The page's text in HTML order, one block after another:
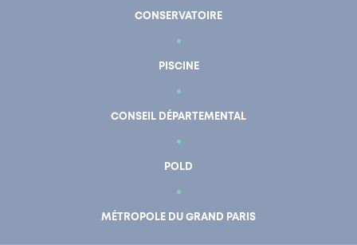
CONSERVATOIRE
PISCINE
CONSEIL DÉPARTEMENTAL
POLD
MÉTROPOLE DU GRAND PARIS
En un clic Mon compte